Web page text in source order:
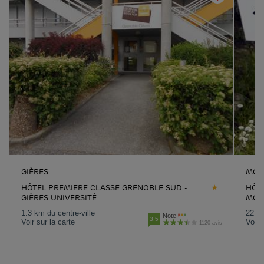
GIÈRES
HÔTEL PREMIERE CLASSE GRENOBLE SUD -
GIÈRES UNIVERSITÉ
1.3 km du centre-ville
Voir sur la carte
3.5 Note
1120 avis
22.1
Voir